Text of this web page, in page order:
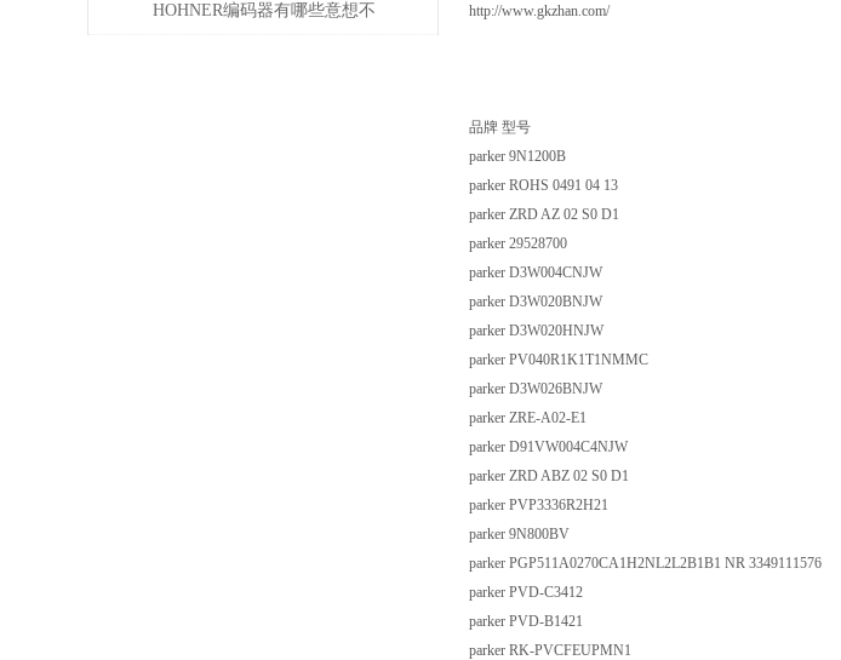
HOHNER编码器有哪些意想不 http://www.gkzhan.com/
品牌 型号
parker 9N1200B
parker ROHS 0491 04 13
parker ZRD AZ 02 S0 D1
parker 29528700
parker D3W004CNJW
parker D3W020BNJW
parker D3W020HNJW
parker PV040R1K1T1NMMC
parker D3W026BNJW
parker ZRE-A02-E1
parker D91VW004C4NJW
parker ZRD ABZ 02 S0 D1
parker PVP3336R2H21
parker 9N800BV
parker PGP511A0270CA1H2NL2L2B1B1 NR 3349111576
parker PVD-C3412
parker PVD-B1421
parker RK-PVCFEUPMN1